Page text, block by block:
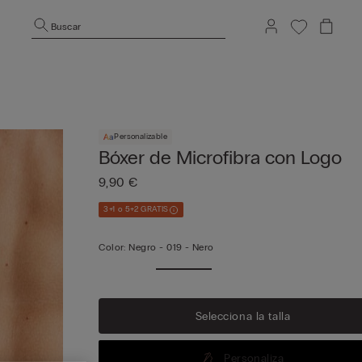
Buscar
Personalizable
Bóxer de Microfibra con Logo
9,90 €
3+1 o 5+2 GRATIS
Color: Negro -019 - Nero
Selecciona la talla
Personaliza